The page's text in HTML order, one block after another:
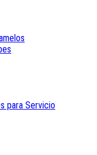
para Servicio